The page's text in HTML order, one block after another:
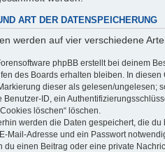
ART DER DATENSPEICHERUNG
werden auf vier verschiedene
phpBB erstellt bei deinem
des Boards erhalten bleiben. In
dieser als gelesen/ungelesen;
Benutzer-ID, ein
Cookies löschen“ löschen.
werden die Daten gespeichert, die
Mail-Adresse und ein Passwort
du einen Beitrag oder eine private